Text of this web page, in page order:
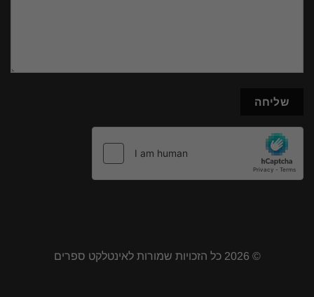
© 2026 כל הזכויות שמורות לאינטלקט ספרים